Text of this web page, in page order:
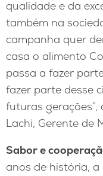
qualidade e da
também na
campanha quer
casa o alimento
passa a fazer
fazer parte desse
futuras
Lachi, Gerente de
Sabor e
anos de história,